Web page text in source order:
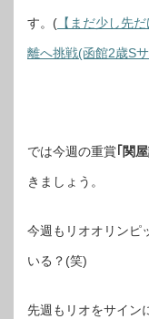
す。( 【まだ少し先
離へ挑戦(函館2歳S
では今週の重賞｢関
きましょう。
今週もリオオリンピ
いる？(笑)
先週もリオをサイン